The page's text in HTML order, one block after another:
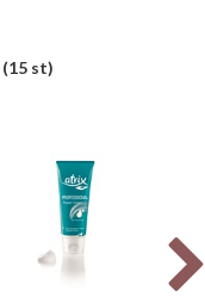
(15 st)